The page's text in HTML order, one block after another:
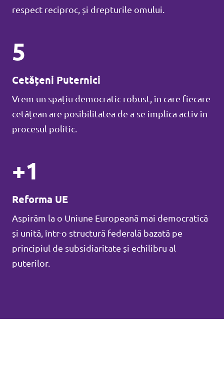
respect reciproc, și drepturile omului.
5
Cetățeni Puternici
Vrem un spațiu democratic robust, în care fiecare
cetățean are posibilitatea de a se implica activ în
procesul politic.
+1
Reforma UE
Aspirăm la o Uniune Europeană mai democratică
și unită, într-o structură federală bazată pe
principiul de subsidiaritate și echilibru al
puterilor.